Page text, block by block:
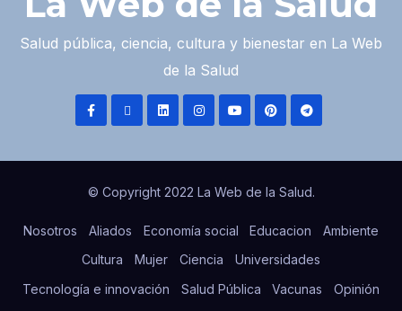
Salud pública, ciencia, cultura y bienestar en La Web
de la Salud
© Copyright 2022 La Web de la Salud.
Nosotros Aliados Economía social Educacion
Ambiente
Cultura
Mujer Ciencia
Universidades
Tecnología e innovación
Salud Pública Vacunas Opinión